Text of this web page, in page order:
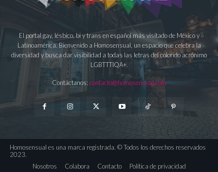
El portal gay, lésbico, bi y trans en español más visitado de México y
Latinoamérica. Bienvenido a Homosensual, un espacio que celebra la
diversidad y busca dar visibilidad a todas las letras del colorido acrónimo
LGBTTTIQA+.
Contáctanos: contacto@homosensual.com
Homosensual es una marca registrada. © Todos los derechos reservados
2023.
Nosotros
Colabora Contacto Política de privacidad